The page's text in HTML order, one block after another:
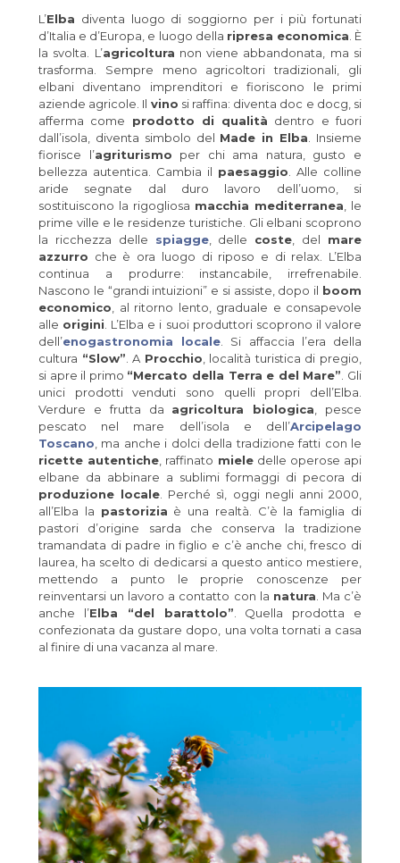
L’Elba diventa luogo di soggiorno per i più fortunati
d’Italia e d’Europa, e luogo della ripresa economica . È
la svolta. L’agricoltura non viene abbandonata, ma si
trasforma. Sempre meno agricoltori tradizionali, gli
elbani diventano imprenditori e fioriscono le primi
aziende agricole. Il vino si raffina: diventa doc e docg, si
afferma come prodotto di qualità dentro e fuori
dall’isola, diventa simbolo del Made in Elba . Insieme
fiorisce l’agriturismo per chi ama natura, gusto e
bellezza autentica. Cambia il paesaggio . Alle colline
aride segnate dal duro lavoro dell’uomo, si
sostituiscono la rigogliosa macchia mediterranea , le
prime ville e le residenze turistiche. Gli elbani scoprono
la ricchezza delle spiagge, delle coste , del mare
azzurro che è ora luogo di riposo e di relax. L’Elba
continua a produrre: instancabile, irrefrenabile.
Nascono le “grandi intuizioni” e si assiste, dopo il boom
economico , al ritorno lento, graduale e consapevole
alle origini . L’Elba e i suoi produttori scoprono il valore
dell’enogastronomia locale . Si affaccia l’era della
cultura “Slow” . A Procchio , località turistica di pregio,
si apre il primo “Mercato della Terra e del Mare” . Gli
unici prodotti venduti sono quelli propri dell’Elba.
Verdure e frutta da agricoltura biologica , pesce
pescato nel mare dell’isola e dell’Arcipelago
Toscano , ma anche i dolci della tradizione fatti con le
ricette autentiche , raffinato mieledelle operose api
elbane da abbinare a sublimi formaggi di pecora di
produzione locale . Perché sì, oggi negli anni 2000,
all’Elba la pastorizia è una realtà. C’è la famiglia di
pastori d’origine sarda che conserva la tradizione
tramandata di padre in figlio e c’è anche chi, fresco di
laurea, ha scelto di dedicarsi a questo antico mestiere,
mettendo a punto le proprie conoscenze per
reinventarsi un lavoro a contatto con la natura . Ma c’è
anche l’Elba “del barattolo” . Quella prodotta e
confezionata da gustare dopo, una volta tornati a casa
al finire di una vacanza al mare.